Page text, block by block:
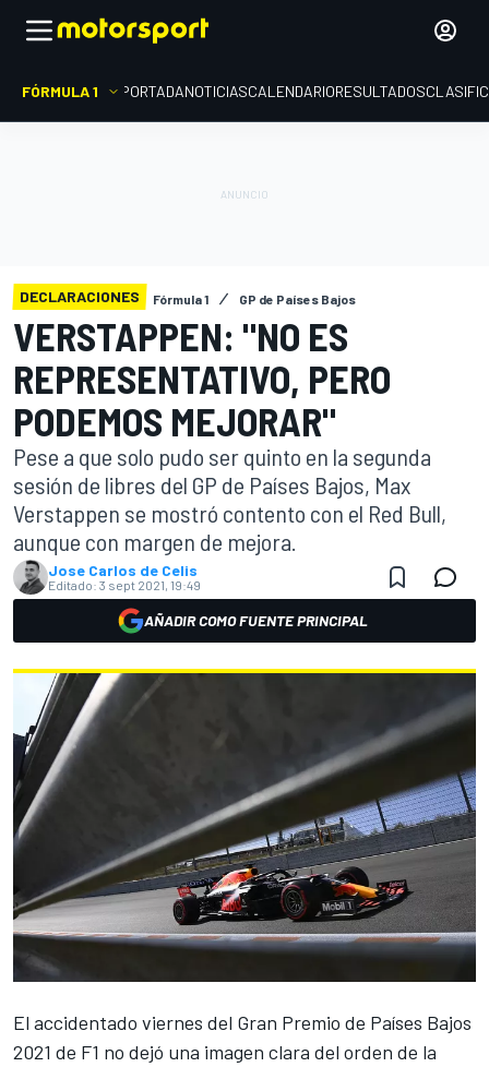
FÓRMULA 1 PORTADANOTICIASCALENDARIORESULTADOS
DECLARACIONES Fórmula 1 GP de Países Bajos
VERSTAPPEN: "NO ES
REPRESENTATIVO, PERO
PODEMOS MEJORAR"
Pese a que solo pudo ser quinto en la segunda
sesión de libres del GP de Países Bajos, Max
Verstappen se mostró contento con el Red Bull,
aunque con margen de mejora.
Jose Carlos de Celis
Editado: 3 sept 2021, 19:49
AÑADIR COMO FUENTE PRINCIPAL
El accidentado viernes del Gran Premio de Países Bajos
2021 de F1 no dejó una imagen clara del orden de la